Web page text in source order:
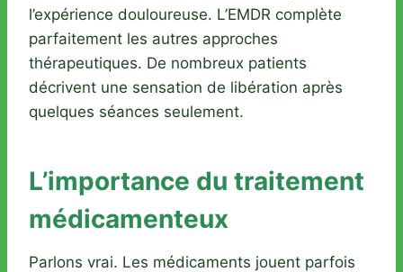
l’expérience douloureuse. L’EMDR complète
parfaitement les autres approches
thérapeutiques. De nombreux patients
décrivent une sensation de libération après
quelques séances seulement.
L’importance du traitement
médicamenteux
Parlons vrai. Les médicaments jouent parfois